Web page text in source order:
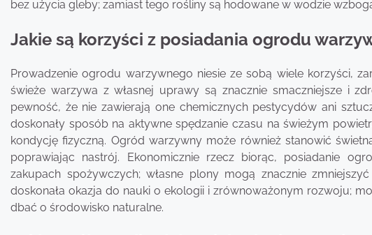
bez użycia gleby; zamiast tego rośliny są hodowane w wodzie
Jakie są korzyści z posiadania ogrodu
Prowadzenie ogrodu warzywnego niesie ze sobą wiele korzyści,
świeże warzywa z własnej uprawy są znacznie smaczniejsze i
pewność, że nie zawierają one chemicznych pestycydów ani
doskonały sposób na aktywne spędzanie czasu na świeżym
kondycję fizyczną. Ogród warzywny może również stanowić
poprawiając nastrój. Ekonomicznie rzecz biorąc, posiadanie
zakupach spożywczych; własne plony mogą znacznie
doskonała okazja do nauki o ekologii i zrównoważonym rozwoju;
dbać o środowisko naturalne.